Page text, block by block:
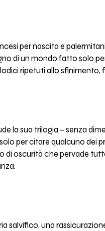
per nascita e
di un mondo fatto solo
ripetuti allo sfinimento,
la sua trilogia – senza
per citare qualcuno dei
di oscurità che pervade
una